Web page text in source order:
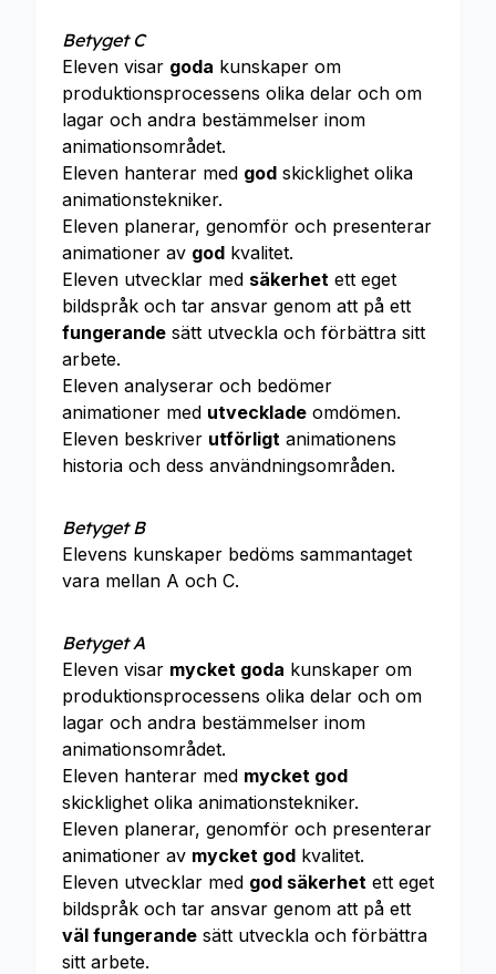
Betyget C
Eleven visar goda kunskaper om
produktionsprocessens olika delar och om
lagar och andra bestämmelser inom
animationsområdet.
Eleven hanterar med god skicklighet olika
animationstekniker.
Eleven planerar, genomför och presenterar
animationer av god kvalitet.
Eleven utvecklar med säkerhet ett eget
bildspråk och tar ansvar genom att på ett
fungerande sätt utveckla och förbättra sitt
arbete.
Eleven analyserar och bedömer
animationer med utvecklade omdömen.
Eleven beskriver utförligt animationens
historia och dess användningsområden.
Betyget B
Elevens kunskaper bedöms sammantaget
vara mellan A och C.
Betyget A
Eleven visar mycket goda kunskaper om
produktionsprocessens olika delar och om
lagar och andra bestämmelser inom
animationsområdet.
Eleven hanterar med mycket god
skicklighet olika animationstekniker.
Eleven planerar, genomför och presenterar
animationer av mycket god kvalitet.
Eleven utvecklar med god säkerhet ett eget
bildspråk och tar ansvar genom att på ett
väl fungerande sätt utveckla och förbättra
sitt arbete.